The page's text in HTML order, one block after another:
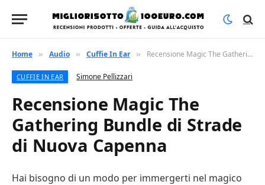
Home » Audio » Cuffie In Ear » Recensione Magic The Gathering Bundle di Strade di Nuova Capenna
CUFFIE IN EAR Simone Pellizzari
Recensione Magic The
Gathering Bundle di Strade
di Nuova Capenna
Hai bisogno di un modo per immergerti nel magico